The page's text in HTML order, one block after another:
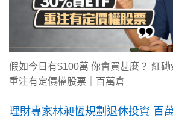
假如今日有$100萬 你會買甚麼？ 紅
重注有定價權股票｜百萬倉
理財專家林昶恆規劃退休投資 百